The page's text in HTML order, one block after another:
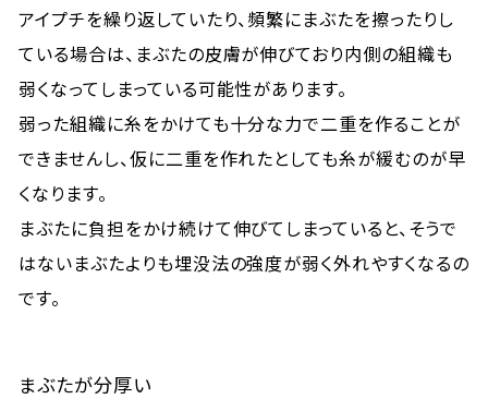
アイプチを繰り返していたり、頻繁にまぶたを擦ったりし
ている場合は、まぶたの皮膚が伸びており内側の組織も
弱くなってしまっている可能性があります。
弱った組織に糸をかけても十分な力で二重を作ることが
できませんし、仮に二重を作れたとしても糸が緩むのが早
くなります。
まぶたに負担をかけ続けて伸びてしまっていると、そうで
はないまぶたよりも埋没法の強度が弱く外れやすくなるの
です。
まぶたが分厚い